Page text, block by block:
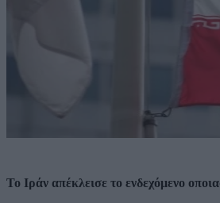
Το Ιράν απέκλεισε το ενδεχόμενο